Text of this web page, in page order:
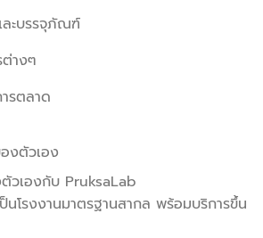
ะบรรจุภัณฑ์
ต่างๆ
รตลาด
งตัวเอง
วเองกับ PruksaLab​
นโรงงานมาตรฐานสากล พร้อมบริการขึ้น